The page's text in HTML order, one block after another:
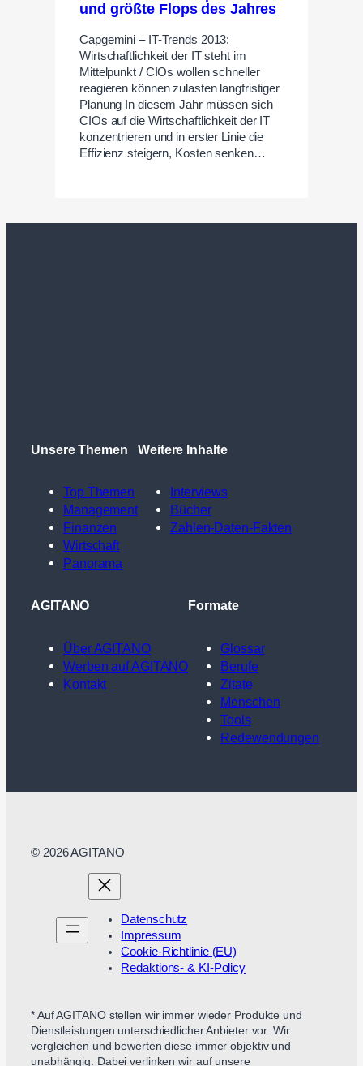
und größte Flops des Jahres
Capgemini – IT-Trends 2013:
Wirtschaftlichkeit der IT steht im
Mittelpunkt / CIOs wollen schneller
reagieren können zulasten langfristiger
Planung In diesem Jahr müssen sich
CIOs auf die Wirtschaftlichkeit der IT
konzentrieren und in erster Linie die
Effizienz steigern, Kosten senken…
Unsere Themen
Top Themen
Management
Finanzen
Wirtschaft
Panorama
Weitere Inhalte
Interviews
Bücher
Zahlen-Daten-Fakten
AGITANO
Über AGITANO
Werben auf AGITANO
Kontakt
Formate
Glossar
Berufe
Zitate
Menschen
Tools
Redewendungen
© 2026 AGITANO
Datenschutz
Impressum
Cookie-Richtlinie (EU)
Redaktions- & KI-Policy
* Auf AGITANO stellen wir immer wieder Produkte und
Dienstleistungen unterschiedlicher Anbieter vor. Wir
vergleichen und bewerten diese immer objektiv und
unabhängig. Dabei verlinken wir auf unsere